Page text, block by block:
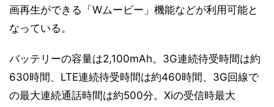
画再生ができる「Wムービー」機能などが利用可能と
なっている。
バッテリーの容量は2,100mAh。3G連続待受時間は約
630時間、LTE連続待受時間は約460時間、3G回線で
の最大連続通話時間は約500分。Xiの受信時最大